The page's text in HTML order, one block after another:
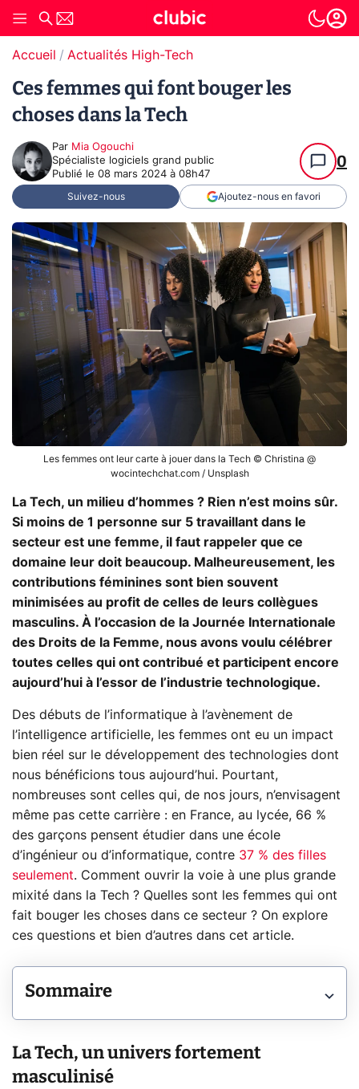
Accueil Actualités High-Tech
Ces femmes qui font bouger les
choses dans la Tech
Par Mia Ogouchi
Spécialiste logiciels grand public
Publié le 08 mars 2024 à 08h47
0
Suivez-nous Ajoutez-nous en favori
Les femmes ont leur carte à jouer dans la Tech © Christina @
wocintechchat.com / Unsplash
La Tech, un milieu d’hommes ? Rien n’est moins sûr.
Si moins de 1 personne sur 5 travaillant dans le
secteur est une femme, il faut rappeler que ce
domaine leur doit beaucoup. Malheureusement, les
contributions féminines sont bien souvent
minimisées au profit de celles de leurs collègues
masculins. À l’occasion de la Journée Internationale
des Droits de la Femme, nous avons voulu célébrer
toutes celles qui ont contribué et participent encore
aujourd’hui à l’essor de l’industrie technologique.
Des débuts de l’informatique à l’avènement de
l’intelligence artificielle, les femmes ont eu un impact
bien réel sur le développement des technologies dont
nous bénéficions tous aujourd’hui. Pourtant,
nombreuses sont celles qui, de nos jours, n’envisagent
même pas cette carrière : en France, au lycée, 66 %
des garçons pensent étudier dans une école
d’ingénieur ou d’informatique, contre 37 % des filles
seulement. Comment ouvrir la voie à une plus grande
mixité dans la Tech ? Quelles sont les femmes qui ont
fait bouger les choses dans ce secteur ? On explore
ces questions et bien d’autres dans cet article.
Sommaire
La Tech, un univers fortement
masculinisé